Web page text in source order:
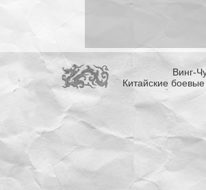
Винг-
Китайские боевые